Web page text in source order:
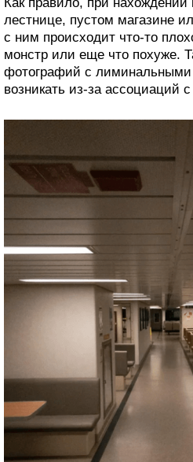
лестнице, пустом магазине
с ним происходит что-то
монстр или еще что похуже.
фотографий с лиминальными
возникать из-за ассоциаций